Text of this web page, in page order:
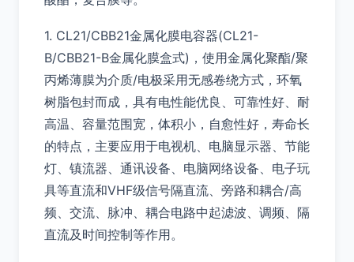
1. CL21/CBB21金属化膜电容器(CL21-
B/CBB21-B金属化膜盒式)，使用金属化聚酯/聚
丙烯薄膜为介质/电极采用无感卷绕方式，环氧
树脂包封而成，具有电性能优良、可靠性好、耐
高温、容量范围宽，体积小，自愈性好，寿命长
的特点，主要应用于电视机、电脑显示器、节能
灯、镇流器、通讯设备、电脑网络设备、电子玩
具等直流和VHF级信号隔直流、旁路和耦合/高
频、交流、脉冲、耦合电路中起滤波、调频、隔
直流及时间控制等作用。